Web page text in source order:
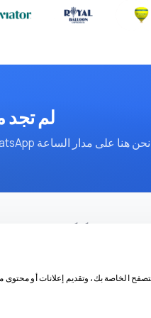
لم تجد
شركة كبرى
الخاصة بك، وتقديم إعلانات أو